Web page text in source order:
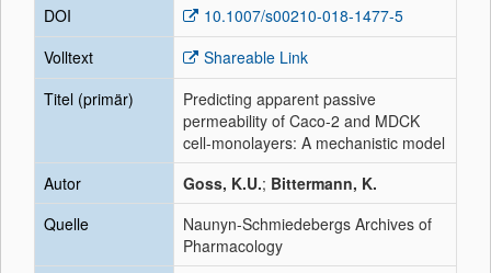
DOI
10.1007/s00210-018-1477-5
Volltext
Shareable Link
Titel (primär)
Predicting apparent passive
permeability of Caco-2 and MDCK
cell-monolayers: A mechanistic model
Autor
Goss, K.U.; Bittermann, K.
Quelle
Naunyn-Schmiedebergs Archives of
Pharmacology